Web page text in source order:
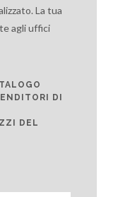
La tua
agli uffici
DI
DEL